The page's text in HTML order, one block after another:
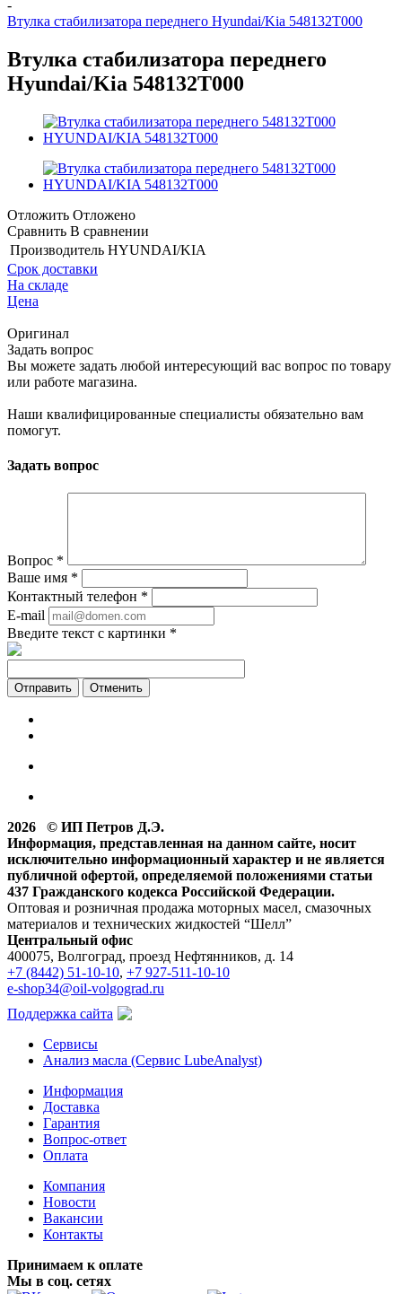
-
Втулка стабилизатора переднего Hyundai/Kia 548132T000
Втулка стабилизатора переднего
Hyundai/Kia 548132T000
Отложить Отложено
Сравнить В сравнении
Производитель HYUNDAI/KIA
Срок доставки
На складе
Цена
Оригинал
Задать вопрос
Вы можете задать любой интересующий вас вопрос по товару
или работе магазина.
Наши квалифицированные специалисты обязательно вам
помогут.
Задать вопрос
Вопрос *
Ваше имя *
Контактный телефон *
E-mail
Введите текст с картинки *
Отменить
2026 © ИП Петров Д.Э.
Информация, представленная на данном сайте, носит
исключительно информационный характер и не является
публичной офертой, определяемой положениями статьи
437 Гражданского кодекса Российской Федерации.
Оптовая и розничная продажа моторных масел, смазочных
материалов и технических жидкостей “Шелл”
Центральный офис
400075, Волгоград, проезд Нефтянников, д. 14
+7 (8442) 51-10-10, +7 927-511-10-10
e-shop34@oil-volgograd.ru
Поддержка сайта
Сервисы
Анализ масла (Сервис LubeAnalyst)
Информация
Доставка
Гарантия
Вопрос-ответ
Оплата
Компания
Новости
Вакансии
Контакты
Принимаем к оплате
Мы в соц. сетях